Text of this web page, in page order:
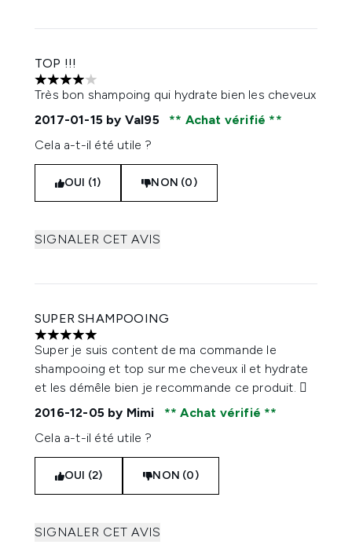
TOP !!!
4 étoiles sur un maximum de 5
Très bon shampoing qui hydrate bien les cheveux
2017-01-15 by Val95
Achat vérifié
Cela a-t-il été utile ?
OUI (1) NON (0)
SIGNALER CET AVIS
SUPER SHAMPOOING
5 étoiles sur un maximum de 5
Super je suis content de ma commande le
shampooing et top sur me cheveux il et hydrate
et les démêle bien je recommande ce produit. 
2016-12-05 by Mimi
Achat vérifié
Cela a-t-il été utile ?
OUI (2) NON (0)
SIGNALER CET AVIS